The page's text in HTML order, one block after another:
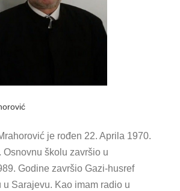
je rođen 22. Aprila 1970.
školu završio u
Godine završio Gazi-husref
u Sarajevu. Kao imam radio u